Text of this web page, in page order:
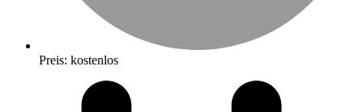
Preis: kostenlos